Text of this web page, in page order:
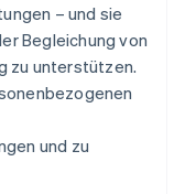
– und sie
Begleichung von
zu unterstützen.
und zu